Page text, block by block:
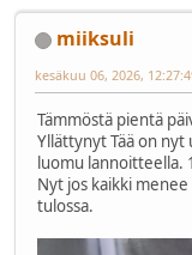
miiksuli
kesäkuu 06, 2026,
Tämmöstä pientä
Yllättynyt Tää on nyt
luomu lannoitteella.
Nyt jos kaikki
tulossa.